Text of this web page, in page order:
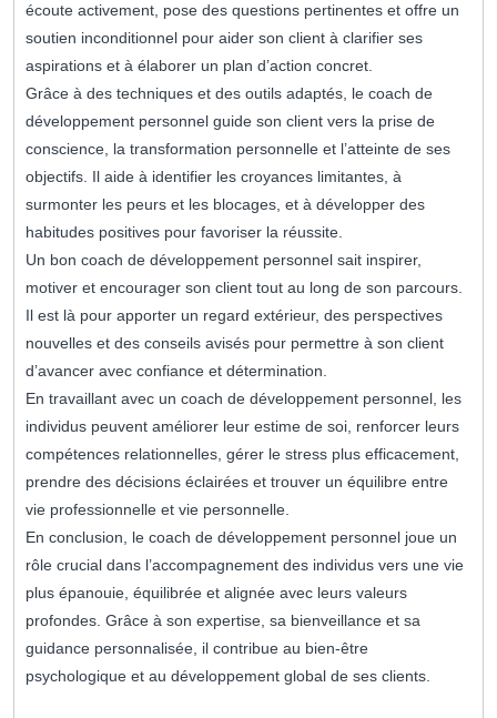
écoute activement, pose des questions pertinentes et offre un
soutien inconditionnel pour aider son client à clarifier ses
aspirations et à élaborer un plan d’action concret.
Grâce à des techniques et des outils adaptés, le coach de
développement personnel guide son client vers la prise de
conscience, la transformation personnelle et l’atteinte de ses
objectifs. Il aide à identifier les croyances limitantes, à
surmonter les peurs et les blocages, et à développer des
habitudes positives pour favoriser la réussite.
Un bon coach de développement personnel sait inspirer,
motiver et encourager son client tout au long de son parcours.
Il est là pour apporter un regard extérieur, des perspectives
nouvelles et des conseils avisés pour permettre à son client
d’avancer avec confiance et détermination.
En travaillant avec un coach de développement personnel, les
individus peuvent améliorer leur estime de soi, renforcer leurs
compétences relationnelles, gérer le stress plus efficacement,
prendre des décisions éclairées et trouver un équilibre entre
vie professionnelle et vie personnelle.
En conclusion, le coach de développement personnel joue un
rôle crucial dans l’accompagnement des individus vers une vie
plus épanouie, équilibrée et alignée avec leurs valeurs
profondes. Grâce à son expertise, sa bienveillance et sa
guidance personnalisée, il contribue au bien-être
psychologique et au développement global de ses clients.